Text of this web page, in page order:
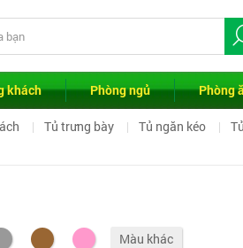
khách Phòng ngủ Phòng
Tủ trưng bày Tủ ngăn kéo
Màu khác